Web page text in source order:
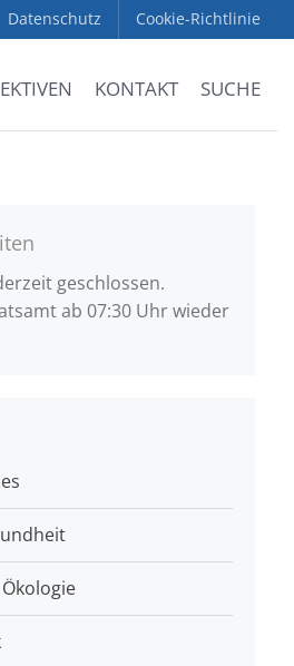
Datenschutz Cookie-Richtlinie
KONTAKT SUCHE
geschlossen.
ab 07:30 Uhr wieder